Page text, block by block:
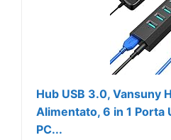
Hub USB 3.0, Vansuny
Alimentato, 6 in 1 Porta
PC...